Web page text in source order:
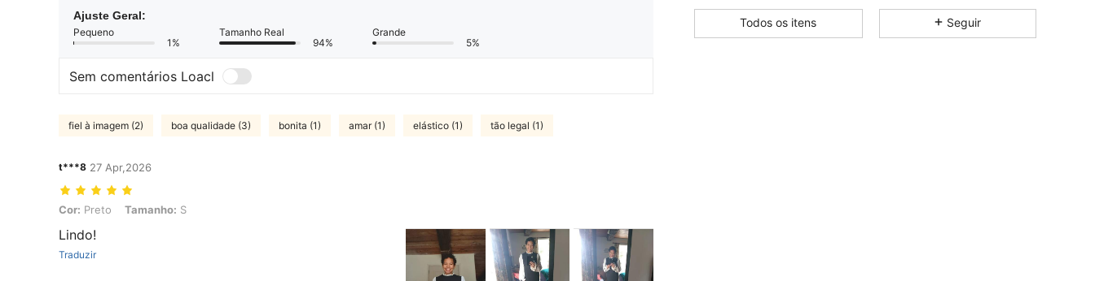
Ajuste Geral:
Pequeno
1%
Tamanho Real
94%
Grande
5%
Sem comentários Loacl
fiel à imagem (2) boa qualidade (3) bonita (1) amar (1) elástico (1) tão legal (1)
t***8 27 Apr,2026
Cor: Preto, Tamanho: S
Cor: Preto Tamanho: S
Lindo!
Traduzir
4,75
Todos os itens Seguir